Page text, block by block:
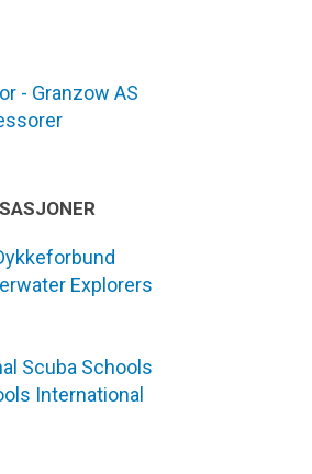
- Granzow AS
Explorers
Scuba Schools
International